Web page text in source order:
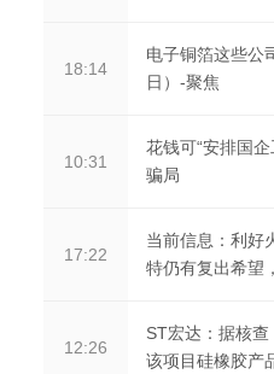
18:14
电子铜箔这些公
日）-聚焦
10:31
花钱可“安排国
骗局
17:22
当前信息：利好
特仍有复出希望
12:26
ST宏达：据核
该项目硅橡胶产